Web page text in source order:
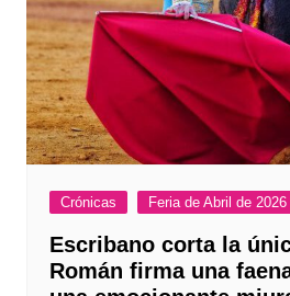
Crónicas Feria de Abril de 2026
Escribano corta la
Román firma una